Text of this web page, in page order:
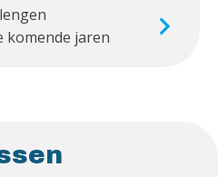
komende jaren